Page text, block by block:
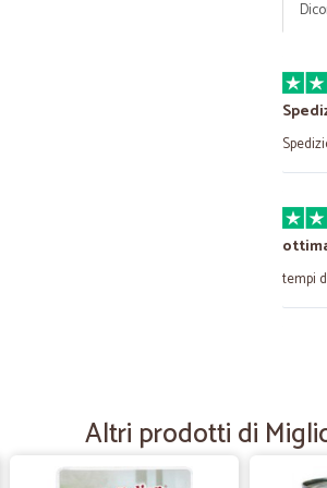
tempi
Altri prodotti di